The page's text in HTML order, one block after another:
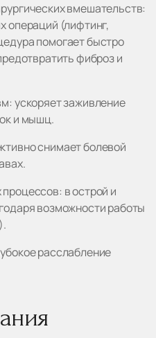
вмешательств:
операций (лифтинг,
помогает быстро
фиброз и
ускоряет заживление
и мышц.
снимает болевой
в острой и
возможности работы
расслабление